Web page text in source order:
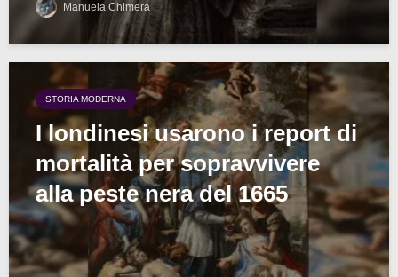
Manuela Chimera
STORIA MODERNA
I londinesi usarono i report di
mortalità per sopravvivere
alla peste nera del 1665